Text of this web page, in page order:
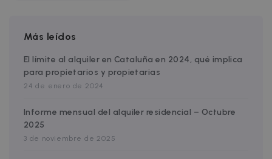
Más leídos
El límite al alquiler en Cataluña en 2024, qué implica
para propietarios y propietarias
24 de enero de 2024
Informe mensual del alquiler residencial – Octubre
2025
3 de noviembre de 2025
Estrictamente necesarias
Rendimiento
Orientación
permiten la funcionalidad central del sitio
administración de la cuenta. El sitio web no